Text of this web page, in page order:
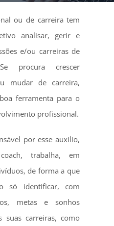
ou de carreira tem
analisar, gerir e
e/ou carreiras de
procura crescer
mudar de carreira,
ferramenta para o
profissional.
por esse auxílio,
trabalha, em
de forma a que
só identificar, com
metas e sonhos
suas carreiras, como